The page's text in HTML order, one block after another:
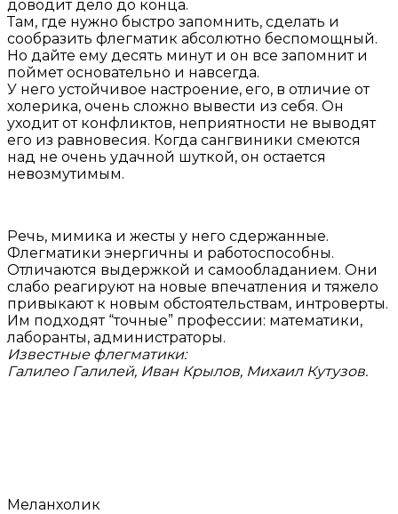
доводит дело до конца.
Там, где нужно быстро запомнить, сделать и
сообразить флегматик абсолютно беспомощный.
Но дайте ему десять минут и он все запомнит и
поймет основательно и навсегда.
У него устойчивое настроение, его, в отличие от
холерика, очень сложно вывести из себя. Он
уходит от конфликтов, неприятности не выводят
его из равновесия. Когда сангвиники смеются
над не очень удачной шуткой, он остается
невозмутимым.
Речь, мимика и жесты у него сдержанные.
Флегматики энергичны и работоспособны.
Отличаются выдержкой и самообладанием. Они
слабо реагируют на новые впечатления и тяжело
привыкают к новым обстоятельствам, интроверты.
Им подходят “точные” профессии: математики,
лаборанты, администраторы.
Известные флегматики:
Галилео Галилей, Иван Крылов, Михаил Кутузов.
Меланхолик